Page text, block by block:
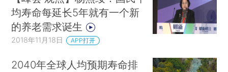
均寿命每延长5年就有一个新
的养老需求诞生
2018年11月18日 APP打开
2040年全球人均预期寿命排